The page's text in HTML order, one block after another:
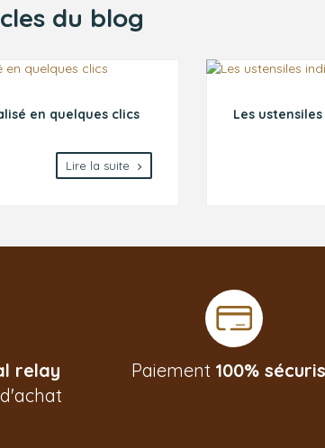
du blog
en quelques clics
Lire la suite
Les
relay
Paiement 100%